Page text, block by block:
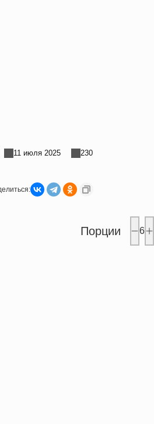
11 июля 2025 230
Порции 6